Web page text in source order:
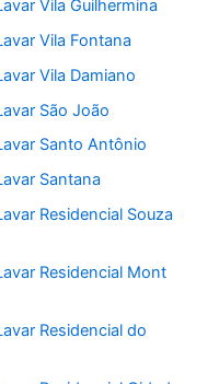
Vila Guilhermina
Vila Fontana
Vila Damiano
São João
Santo Antônio
Santana
Residencial Souza
Residencial Mont
Residencial do